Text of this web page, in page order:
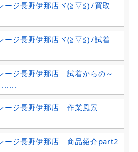
ージ長野伊那店ヾ(≧▽≦)ﾉ買取
ージ長野伊那店ヾ(≧▽≦)ﾉ試着
ージ長野伊那店 試着からの～
ージ長野伊那店 作業風景
ージ長野伊那店 商品紹介part2